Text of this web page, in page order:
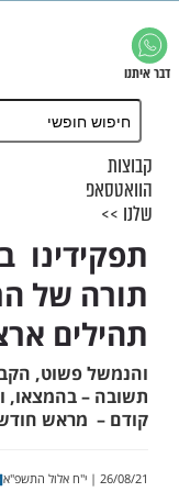
הרב
ארצי’,
הקב"ה בא